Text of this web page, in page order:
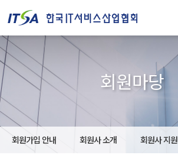
회원마당
회원가입 안내 회원사 소개 회원사 지원